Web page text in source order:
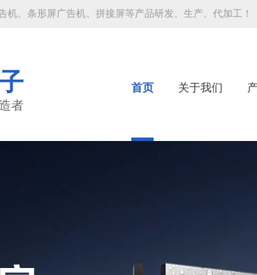
、条形屏广告机、拼接屏等产品研发、生产、代加工！
者
首页 关于我们